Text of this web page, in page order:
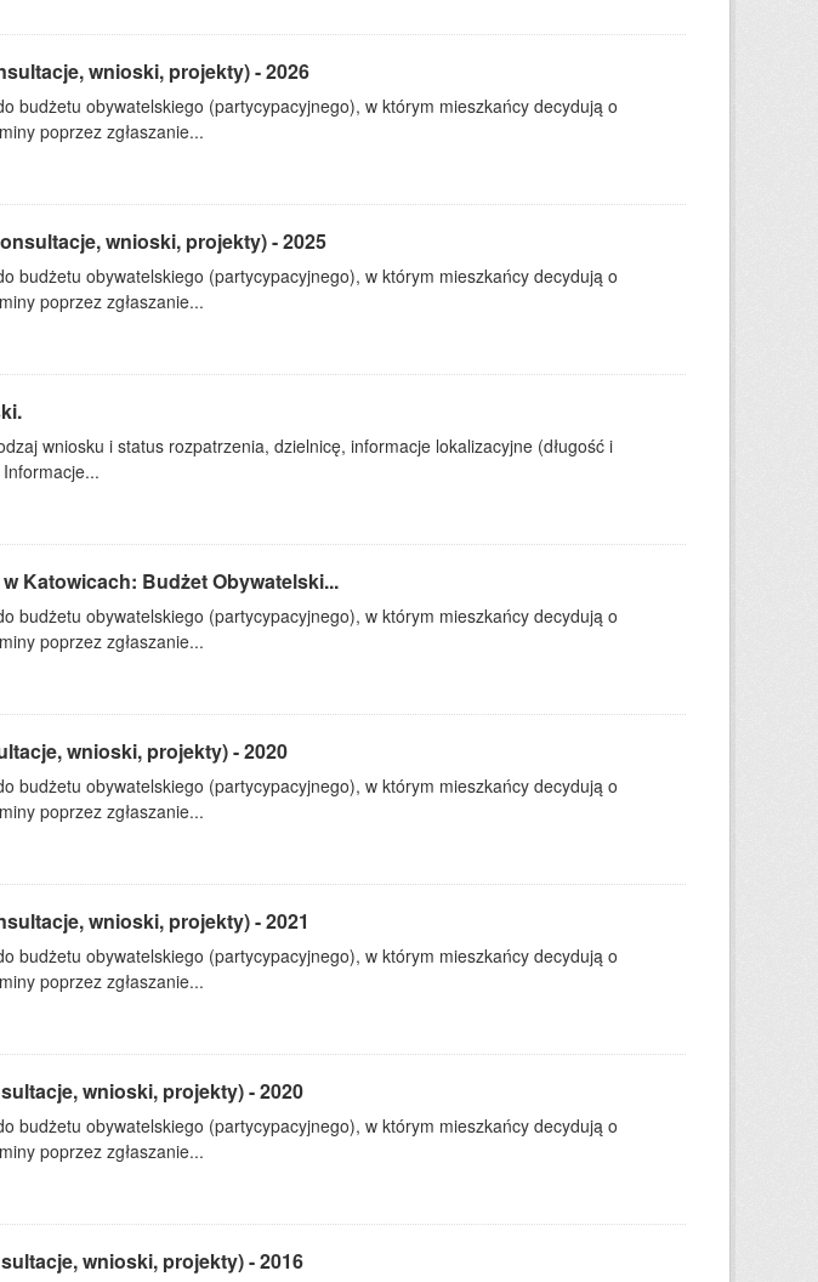
wnioski, projekty) - 2026
budżetu obywatelskiego (partycypacyjnego), w którym mieszkańcy decydują o
poprzez zgłaszanie...
wnioski, projekty) - 2025
budżetu obywatelskiego (partycypacyjnego), w którym mieszkańcy decydują o
poprzez zgłaszanie...
wniosku i status rozpatrzenia, dzielnicę, informacje lokalizacyjne (długość i
Katowicach: Budżet Obywatelski...
budżetu obywatelskiego (partycypacyjnego), w którym mieszkańcy decydują o
poprzez zgłaszanie...
wnioski, projekty) - 2020
budżetu obywatelskiego (partycypacyjnego), w którym mieszkańcy decydują o
poprzez zgłaszanie...
wnioski, projekty) - 2021
budżetu obywatelskiego (partycypacyjnego), w którym mieszkańcy decydują o
poprzez zgłaszanie...
wnioski, projekty) - 2020
budżetu obywatelskiego (partycypacyjnego), w którym mieszkańcy decydują o
poprzez zgłaszanie...
wnioski, projekty) - 2016